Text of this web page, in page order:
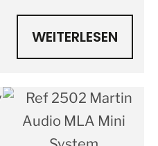
WEITERLESEN